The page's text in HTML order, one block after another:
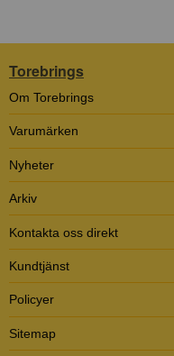
Torebrings
Om Torebrings
Varumärken
Nyheter
Arkiv
Kontakta oss direkt
Kundtjänst
Policyer
Sitemap